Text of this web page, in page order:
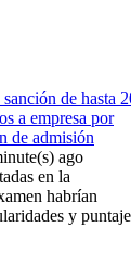
de hasta
a empresa por
de admisión
ago
en la
habrían
y